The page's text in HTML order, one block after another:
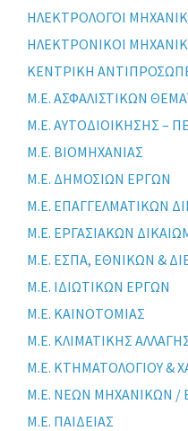
ΗΛΕΚΤΡΟΛΟΓΟΙ
ΗΛΕΚΤΡΟΝΙΚΟΙ
ΚΕΝΤΡΙΚΗ
Μ.Ε. ΑΣΦΑΛΙΣΤΙΚΩΝ
Μ.Ε. ΑΥΤΟΔΙΟΙΚΗΣΗΣ –
Μ.Ε. ΒΙΟΜΗΧΑΝΙΑΣ
Μ.Ε. ΔΗΜΟΣΙΩΝ ΕΡΓΩΝ
Μ.Ε. ΕΠΑΓΓΕΛΜΑΤΙΚΩΝ
Μ.Ε. ΕΡΓΑΣΙΑΚΩΝ
Μ.Ε. ΕΣΠΑ, ΕΘΝΙΚΩΝ &
Μ.Ε. ΙΔΙΩΤΙΚΩΝ ΕΡΓΩΝ
Μ.Ε. ΚΑΙΝΟΤΟΜΙΑΣ
Μ.Ε. ΚΛΙΜΑΤΙΚΗΣ
Μ.Ε. ΚΤΗΜΑΤΟΛΟΓΙΟΥ &
Μ.Ε. ΝΕΩΝ ΜΗΧΑΝΙΚΩΝ /
Μ.Ε. ΠΑΙΔΕΙΑΣ